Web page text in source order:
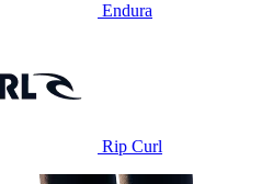
Endura
Rip Curl